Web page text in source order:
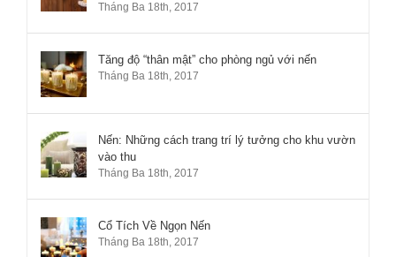
Tháng Ba 18th, 2017
Tăng độ “thân mật” cho phòng ngủ với nến
Tháng Ba 18th, 2017
Nến: Những cách trang trí lý tưởng cho khu vườn
vào thu
Tháng Ba 18th, 2017
Cổ Tích Về Ngọn Nến
Tháng Ba 18th, 2017